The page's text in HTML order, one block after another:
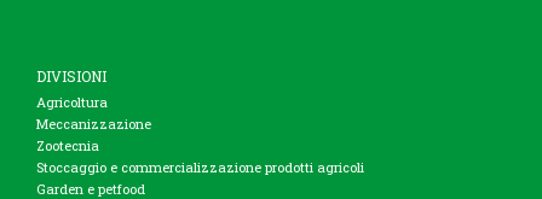
DIVISIONI
Agricoltura
Meccanizzazione
Zootecnia
Stoccaggio e commercializzazione prodotti agricoli
Garden e petfood